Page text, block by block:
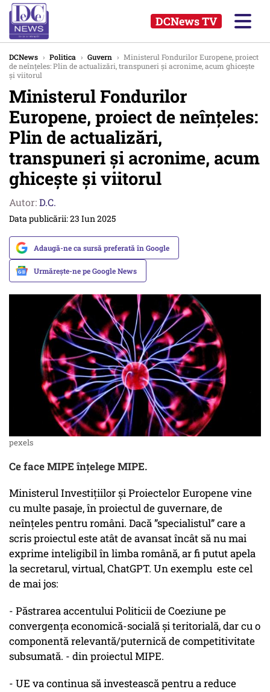
DCNews TV
DCNews › Politica › Guvern › Ministerul Fondurilor Europene, proiect
de neînțeles: Plin de actualizări, transpuneri și acronime, acum ghicește
și viitorul
Ministerul Fondurilor
Europene, proiect de neînțeles:
Plin de actualizări,
transpuneri și acronime, acum
ghicește și viitorul
Autor:D.C.
Data publicării: 23 Iun 2025
Adaugă-ne ca sursă preferată în Google
Urmărește-ne pe Google News
pexels
Ce face MIPE înțelege MIPE.
Ministerul Investițiilor și Proiectelor Europene vine
cu multe pasaje, în proiectul de guvernare, de
neînțeles pentru români. Dacă ”specialistul” care a
scris proiectul este atât de avansat încât să nu mai
exprime inteligibil în limba română, ar fi putut apela
la secretarul, virtual, ChatGPT. Un exemplu este cel
de mai jos:
- Păstrarea accentului Politicii de Coeziune pe
convergența economică-socială și teritorială, dar cu o
componentă relevantă/puternică de competitivitate
subsumată. - din proiectul MIPE.
- UE va continua să investească pentru a reduce